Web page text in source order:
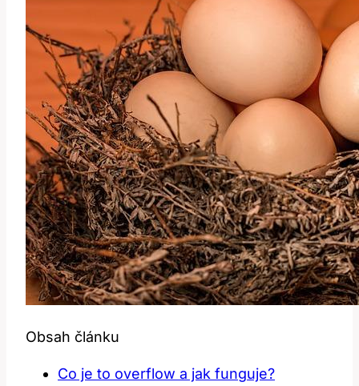
Obsah článku
Co je to overflow a jak funguje?